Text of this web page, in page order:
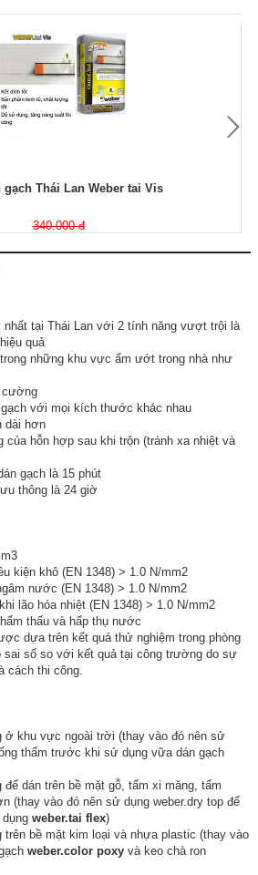
gạch Thái Lan Weber tai Vis
340.000 đ
nhất tại Thái Lan với 2 tính năng vượt trội là
quả
những khu vực ẩm ướt trong nhà như
cường
với mọi kích thước khác nhau
dài hơn
của hỗn hợp sau khi trộn (tránh xa nhiệt và
gạch là 15 phút
thông là 24 giờ
kiện khô (EN 1348) > 1.0 N/mm2
nước (EN 1348) > 1.0 N/mm2
lão hóa nhiệt (EN 1348) > 1.0 N/mm2
thấu và hấp thụ nước
dựa trên kết quả thử nghiệm trong phòng
sai số so với kết quả tại công trường do sự
cách thi công.
ở khu vực ngoài trời (thay vào đó nên sử
thấm trước khi sử dụng vữa dán gạch
dán trên bề mặt gỗ, tấm xi măng, tấm
(thay vào đó nên sử dụng weber.dry top để
weber.tai flex)
bề mặt kim loại và nhựa plastic (thay vào
weber.color poxy và keo chà ron